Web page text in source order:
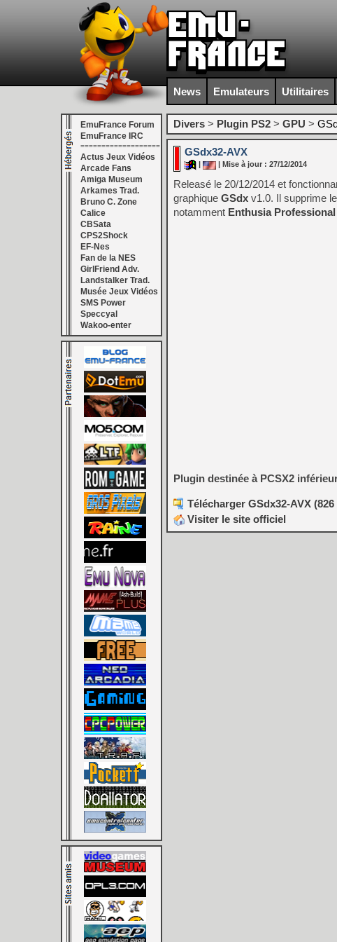
News Emulateurs Utilitaires
EmuFrance Forum
EmuFrance IRC
===================
Actus Jeux Vidéos
Arcade Fans
Amiga Museum
Arkames Trad.
Bruno C. Zone
Calice
CBSata
CPS2Shock
EF-Nes
Fan de la NES
GirlFriend Adv.
Landstalker Trad.
Musée Jeux Vidéos
SMS Power
Speccyal
Wakoo-enter
Divers > Plugin PS2 > GPU >
GSdx32-AVX
| Mise à jour : 27/12/2014
Releasé le 20/12/2014 et
graphique GSdx v1.0. Il supprime
notamment Enthusia
Plugin destinée à PCSX2
Télécharger GSdx32-AVX
Visiter le site officiel